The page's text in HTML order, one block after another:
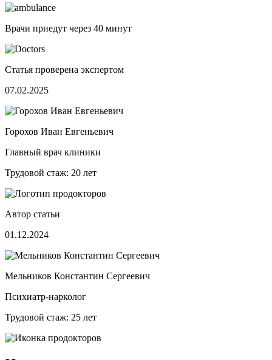
Врачи приедут через 40 минут
Статья проверена экспертом
07.02.2025
Горохов Иван Евгеньевич
Главный врач клиники
Трудовой стаж: 20 лет
Автор статьи
01.12.2024
Мельников Константин Сергеевич
Психиатр-нарколог
Трудовой стаж: 25 лет